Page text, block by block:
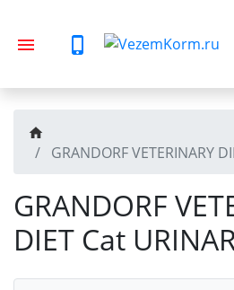
GRANDORF VETERINARY
GRANDORF
DIET Cat